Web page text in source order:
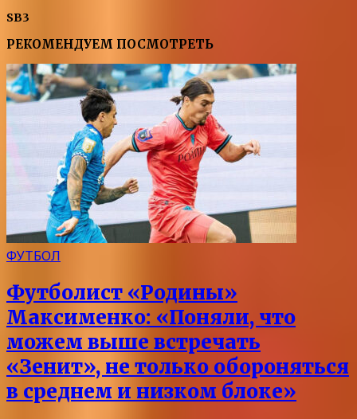
SB3
РЕКОМЕНДУЕМ ПОСМОТРЕТЬ
ФУТБОЛ
Футболист «Родины»
Максименко: «Поняли, что
можем выше встречать
«Зенит», не только обороняться
в среднем и низком блоке»